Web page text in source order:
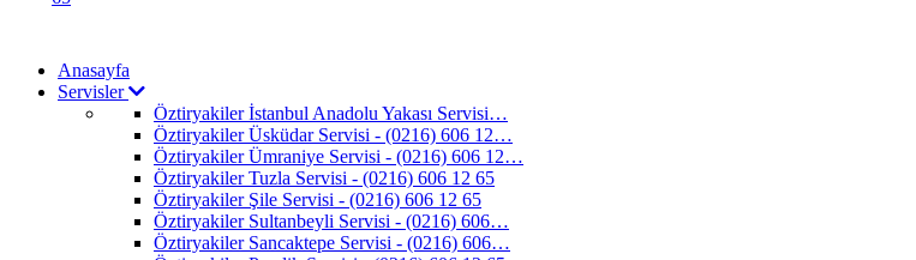
Anasayfa
Servisler
Öztiryakiler İstanbul Anadolu Yakası Servisi…
Öztiryakiler Üsküdar Servisi - (0216) 606 12…
Öztiryakiler Ümraniye Servisi - (0216) 606 12…
Öztiryakiler Tuzla Servisi - (0216) 606 12 65
Öztiryakiler Şile Servisi - (0216) 606 12 65
Öztiryakiler Sultanbeyli Servisi - (0216) 606…
Öztiryakiler Sancaktepe Servisi - (0216) 606…